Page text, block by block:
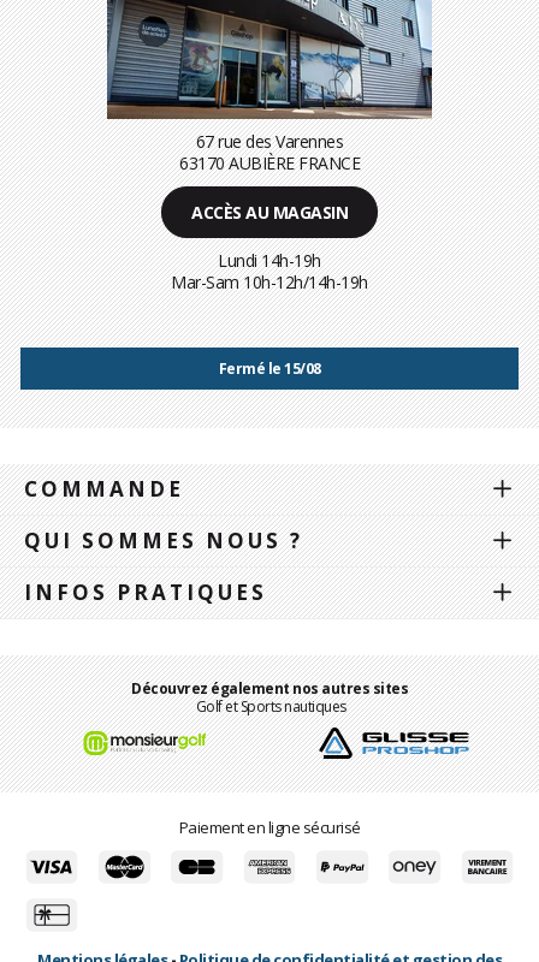
67 rue des Varennes
63170 AUBIÈRE FRANCE
ACCÈS AU MAGASIN
Lundi 14h-19h
Mar-Sam 10h-12h/14h-19h
Fermé le 15/08
COMMANDE
QUI SOMMES NOUS ?
INFOS PRATIQUES
Découvrez également nos autres sites
Golf et Sports nautiques
Paiement en ligne sécurisé